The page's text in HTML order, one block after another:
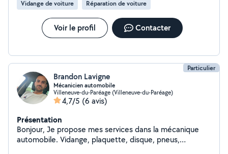
Vidange de voiture Réparation de voiture
Voir le profil Contacter
Particulier
Brandon Lavigne
Mécanicien automobile
Villeneuve-du-Paréage (Villeneuve-du-Paréage)
4,7/5 (6 avis)
Présentation
Bonjour, Je propose mes services dans la mécanique
automobile. Vidange, plaquette, disque, pneus,